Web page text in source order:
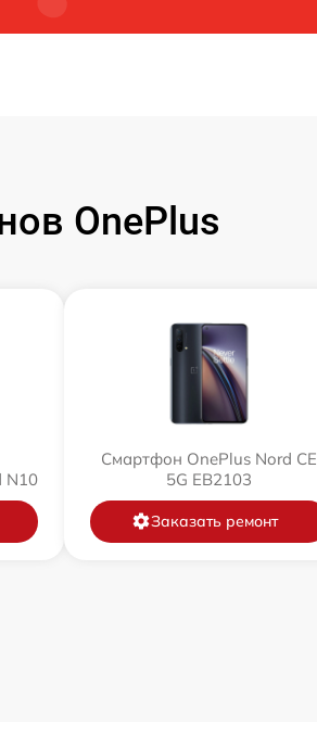
OnePlus
N10
Смартфон OnePlus Nord CE
5G EB2103
Заказать ремонт